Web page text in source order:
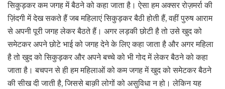
सिकुड़कर कम जगह में बैठने को कहा जाता है। ऐसा हम अक्सर रोज़मर्रा की
ज़िंदगी में देख सकते हैं जब महिलाएं सिकुड़कर बैठी होती हैं, वहीं पुरुष आराम
से अपनी पूरी जगह लेकर बैठते हैं। अगर लड़की छोटी है तो उसे खुद को
समेटकर अपने छोटे भाई को जगह देने के लिए कहा जाता है और अगर महिला
है तो खुद को सिकुड़कर और अपने बच्चे को भी गोद में लेकर बैठने को कहा
जाता है। बचपन से ही हम महिलाओं को कम जगह में खुद को समेटकर बैठने
की सीख दी जाती है, जिससे बाक़ी लोगों को असुविधा न हो। लेकिन यह